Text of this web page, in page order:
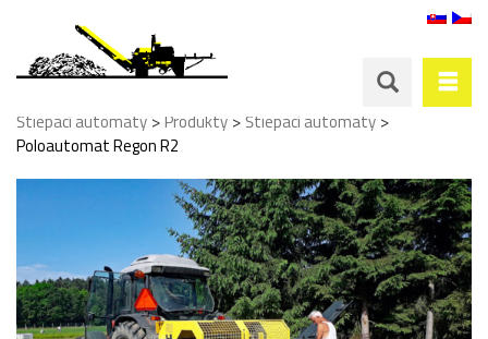
Štiepací automaty >Produkty >Štiepací automaty >
Poloautomat Regon R2